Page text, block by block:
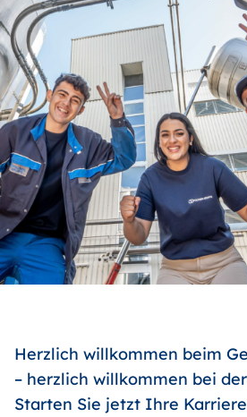
Herzlich willkommen beim
– herzlich willkommen bei
Starten Sie jetzt Ihre